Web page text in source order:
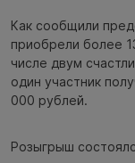
Как сообщили
приобрели более
числе двум
один участник
000 рублей.
Розыгрыш